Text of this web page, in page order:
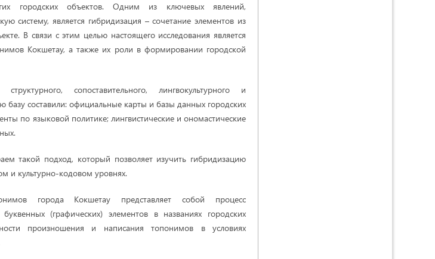
городских объектов. Одним из ключевых явлений,
систему, является гибридизация – сочетание элементов из
В связи с этим целью настоящего исследования является
Кокшетау, а также их роли в формировании городской
сопоставительного, лингвокультурного и
базу составили: официальные карты и базы данных городских
по языковой политике; лингвистические и ономастические
такой подход, который позволяет изучить гибридизацию
и культурно-кодовом уровнях.
города Кокшетау представляет собой процесс
(графических) элементов в названиях городских
произношения и написания топонимов в условиях